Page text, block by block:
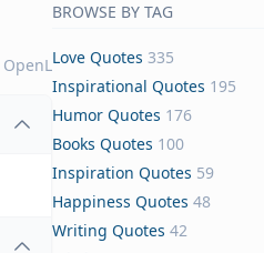
OpenL
BROWSE BY TAG
Love Quotes 335
Inspirational Quotes 195
Humor Quotes 176
Books Quotes 100
Inspiration Quotes 59
Happiness Quotes 48
Writing Quotes 42